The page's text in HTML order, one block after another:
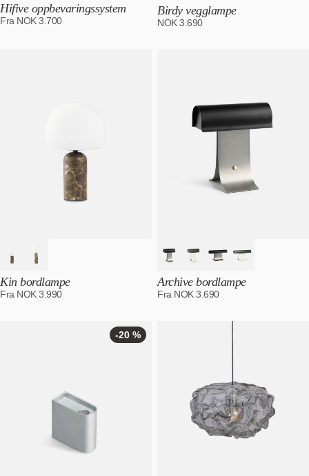
Hifive oppbevaringssystem
Fra NOK3.700
Birdy vegglampe
NOK3.690
Kin bordlampe
Fra NOK3.990
Archive bordlampe
Fra NOK3.690
-20 %